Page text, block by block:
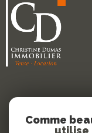
Comme
utilise